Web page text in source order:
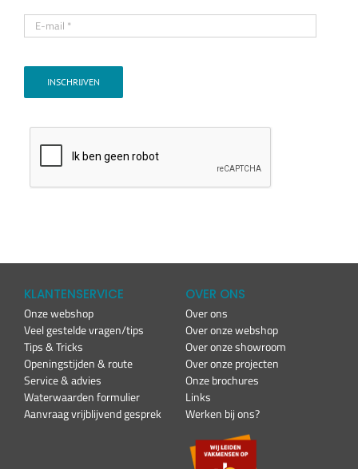
INSCHRIJVEN
KLANTENSERVICE
Onze webshop
Veel gestelde vragen/tips
Tips & Tricks
Openingstijden & route
Service & advies
Waterwaarden formulier
Aanvraag vrijblijvend gesprek
OVER ONS
Over ons
Over onze webshop
Over onze showroom
Over onze projecten
Onze brochures
Links
Werken bij ons?